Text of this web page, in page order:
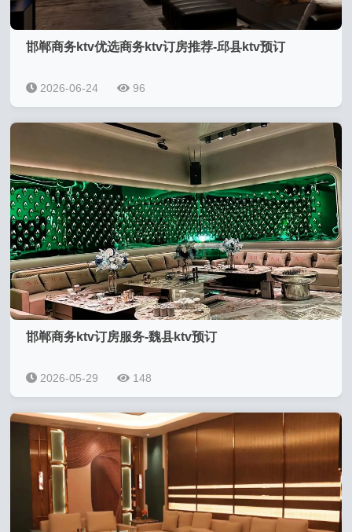
邯郸商务ktv优选商务ktv订房推荐-邱县ktv预订
2026-06-24 96
邯郸商务ktv订房服务-魏县ktv预订
2026-05-29 148